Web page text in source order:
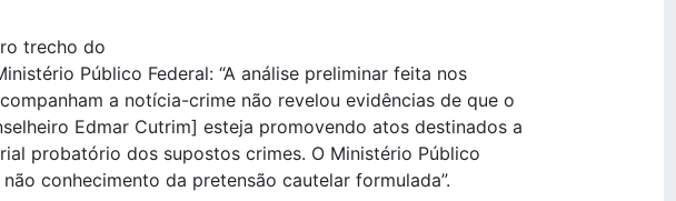
trecho do
Público Federal: “A análise preliminar feita nos
a notícia-crime não revelou evidências de que o
Edmar Cutrim] esteja promovendo atos destinados a
probatório dos supostos crimes. O Ministério Público
conhecimento da pretensão cautelar formulada”.